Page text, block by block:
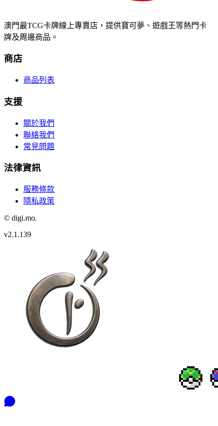
澳門最TCG卡牌線上專賣店，提供寶可夢、遊戲王等熱門卡
牌及周邊商品。
商店
商品列表
支援
關於我們
聯絡我們
常見問題
法律資訊
服務條款
隱私政策
© digi.mo.
v2.1.139